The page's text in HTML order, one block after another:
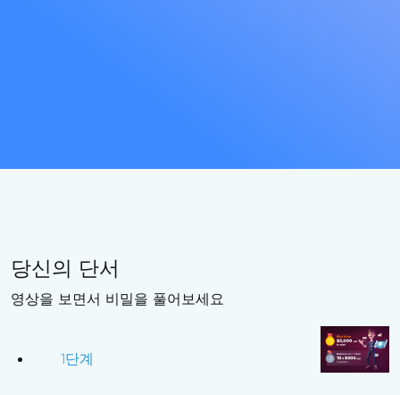
당신의 단서
영상을 보면서 비밀을 풀어보세요
1단계